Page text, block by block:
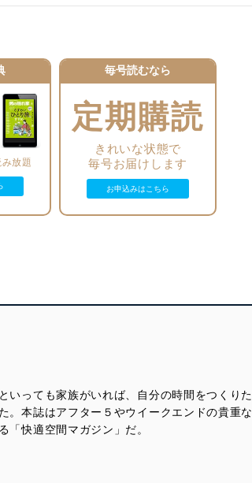
隠れ家
の逸
展人
記。
放題
毎号読むなら
定期購読
きれいな状態で
毎号お届けします
お申込みはこちら
いっても家族がいれば、自分の時間をつくりた
。本誌はアフター５やウイークエンドの貴重な
快適空間マガジン」だ。